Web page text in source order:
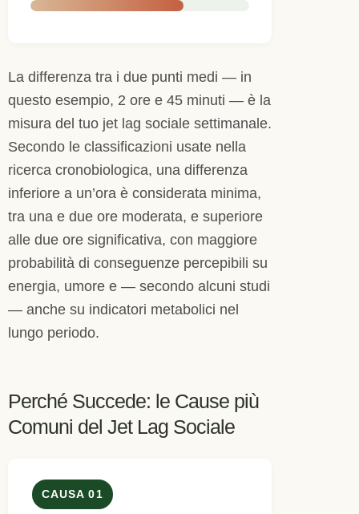
La differenza tra i due punti medi — in
questo esempio, 2 ore e 45 minuti — è la
misura del tuo jet lag sociale settimanale.
Secondo le classificazioni usate nella
ricerca cronobiologica, una differenza
inferiore a un’ora è considerata minima,
tra una e due ore moderata, e superiore
alle due ore significativa, con maggiore
probabilità di conseguenze percepibili su
energia, umore e — secondo alcuni studi
— anche su indicatori metabolici nel
lungo periodo.
Perché Succede: le Cause più
Comuni del Jet Lag Sociale
CAUSA 01